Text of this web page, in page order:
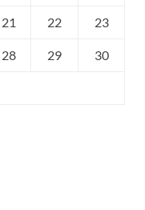
21 22 23
28 29 30